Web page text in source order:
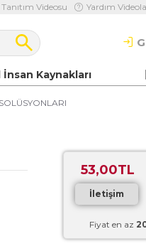
Tanıtım Videosu Yardım
Kaynakları
53,00TL
İletişim
Fiyat en az